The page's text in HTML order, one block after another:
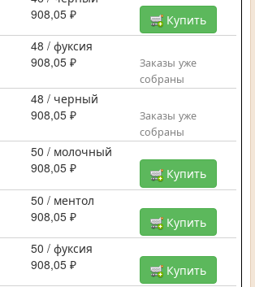
908,05 ₽
Купить
48 / фуксия
908,05 ₽
Заказы уже
собраны
48 / черный
908,05 ₽
Заказы уже
собраны
50 / молочный
908,05 ₽
Купить
50 / ментол
908,05 ₽
Купить
50 / фуксия
908,05 ₽
Купить